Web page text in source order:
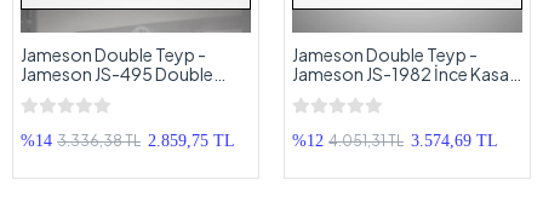
Jameson Double Teyp -
Jameson JS-495 Double
Teyp
%14 3.336,38 TL 2.859,75 TL
Jameson Double Teyp -
Jameson JS-1982 İnce Kasa
Double Teyp
%12 4.051,31 TL 3.574,69 TL